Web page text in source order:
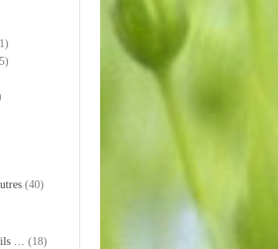
(40)
…
(18)